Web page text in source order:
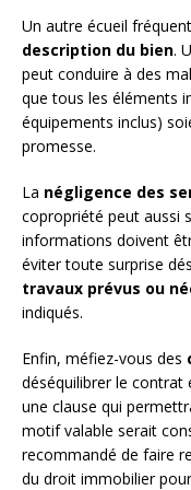
Un autre écueil fréquent
description du bien.
peut conduire à des
que tous les éléments
équipements inclus)
promesse.
La négligence des
copropriété peut aussi
informations doivent
éviter toute surprise
travaux prévus ou
indiqués.
Enfin, méfiez-vous des
déséquilibrer le contrat
une clause qui
motif valable serait
recommandé de faire
du droit immobilier